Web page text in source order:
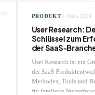
PRODUKT3. März 2024
User Research:
Schlüssel zum
der SaaS-
User Research ist ein
der SaaS-
Methoden, Tools und
für fundierte